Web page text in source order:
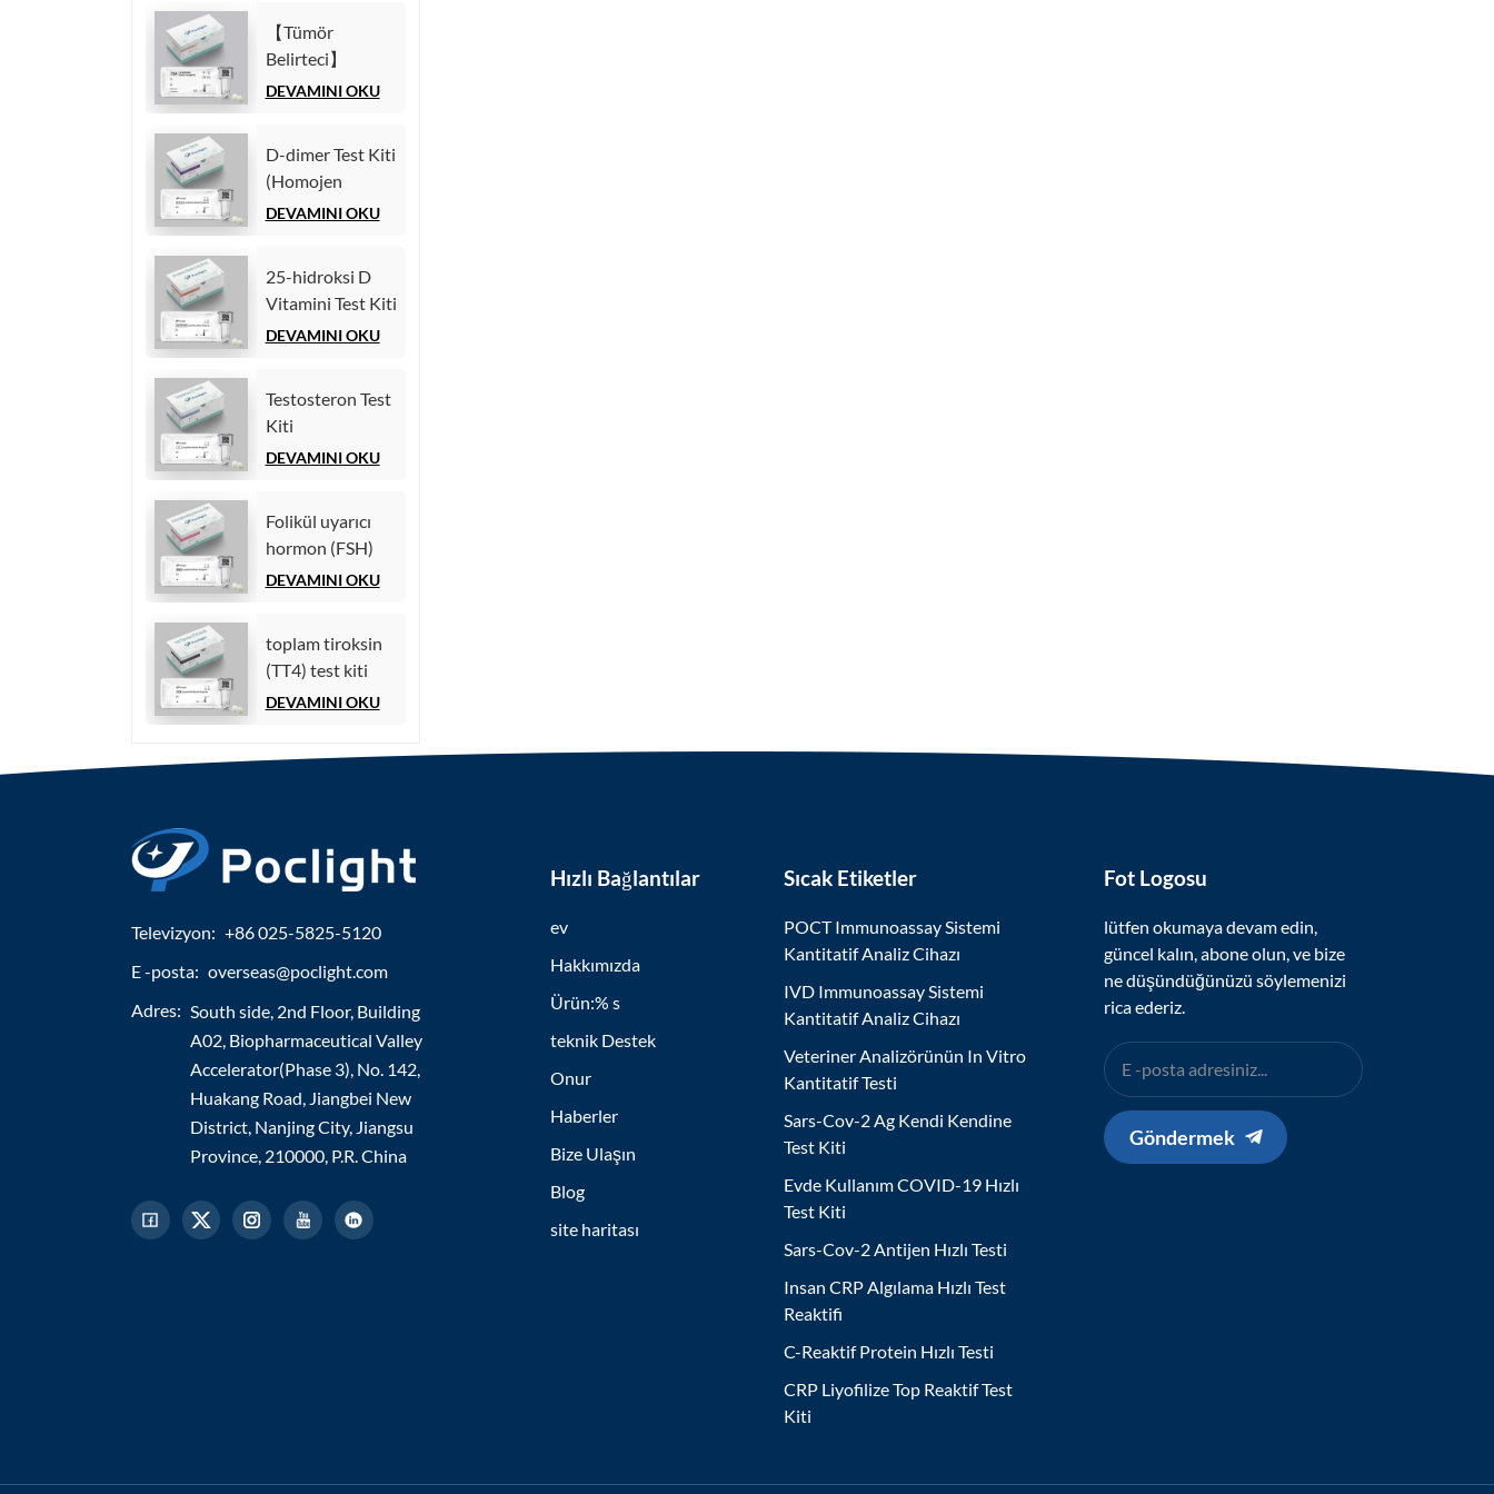
Test)
Kemilüminesans
İmmünolojik
Test)
【Tümör
Belirteci】
Karsinoembriyonik
(Homojen
Kemilüminesans
İmmünolojik
DEVAMINI OKU
D-dimer Test Kiti
(Homojen
Kemilüminesans
DEVAMINI OKU
25-hidroksi D
Vitamini Test Kiti
(Homojen
DEVAMINI OKU
Testosteron Test
Kiti
(Kemilüminesans
DEVAMINI OKU
Folikül uyarıcı
hormon (FSH)
test kiti
DEVAMINI OKU
toplam tiroksin
(TT4) test kiti
DEVAMINI OKU
Televizyon: +86 025-5825-5120
E -posta: overseas@poclight.com
Adres: South side, 2nd Floor, Building
A02, Biopharmaceutical Valley
Accelerator(Phase 3), No. 142,
Huakang Road, Jiangbei New
District, Nanjing City, Jiangsu
Province, 210000, P.R. China
Hızlı Bağlantılar
ev
Hakkımızda
Ürün:% s
teknik Destek
Onur
Haberler
Bize Ulaşın
Blog
site haritası
Sıcak Etiketler
POCT Immunoassay Sistemi
Kantitatif Analiz Cihazı
IVD Immunoassay Sistemi
Kantitatif Analiz Cihazı
Veteriner Analizörünün In Vitro
Kantitatif Testi
Sars-Cov-2 Ag Kendi Kendine
Test Kiti
Evde Kullanım COVID-19 Hızlı
Test Kiti
Sars-Cov-2 Antijen Hızlı Testi
Insan CRP Algılama Hızlı Test
Reaktifi
C-Reaktif Protein Hızlı Testi
CRP Liyofilize Top Reaktif Test
Kiti
Fot Logosu
lütfen okumaya devam edin,
güncel kalın, abone olun, ve bize
ne düşündüğünüzü söylemenizi
rica ederiz.
Göndermek